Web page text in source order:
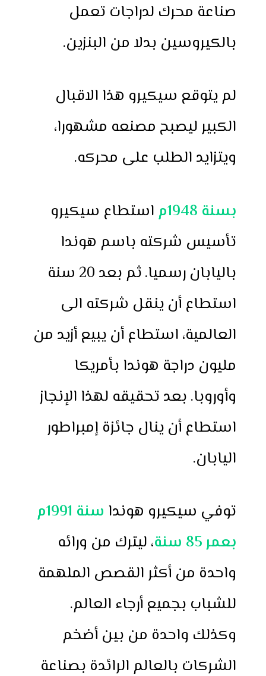
صناعة محرك لدراجات تعمل
بالكيروسين بدلا من البنزين.
لم يتوقع سيكيرو هذا الاقبال
الكبير ليصبح مصنعه مشهورا،
ويتزايد الطلب على محركه.
بسنة 1948م
استطاع سيكيرو
تأسيس شركته باسم هوندا
باليابان رسميا. ثم بعد 20 سنة
استطاع أن ينقل شركته الى
العالمية، استطاع أن يبيع أزيد من
مليون دراجة هوندا بأمريكا
وأوروبا. بعد تحقيقه لهذا الإنجاز
استطاع أن ينال جائزة إمبراطور
اليابان.
توفي سيكيرو هوندا
سنة 1991م
بعمر 85 سنة
، ليترك من ورائه
واحدة من أكثر القصص الملهمة
للشباب بجميع أرجاء العالم.
وكذلك واحدة من بين أضخم
الشركات بالعالم الرائدة بصناعة